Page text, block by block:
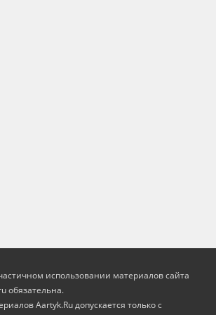
использовании материалов сайта
oбязательна.
Aartyk.Ru допускается только с